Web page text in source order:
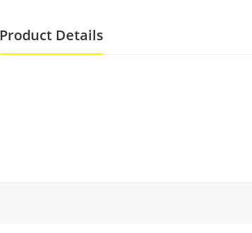
Product Details